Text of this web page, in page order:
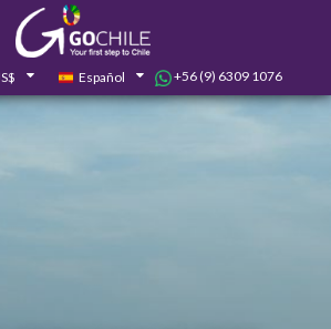
Español +56 (9) 6309 1076